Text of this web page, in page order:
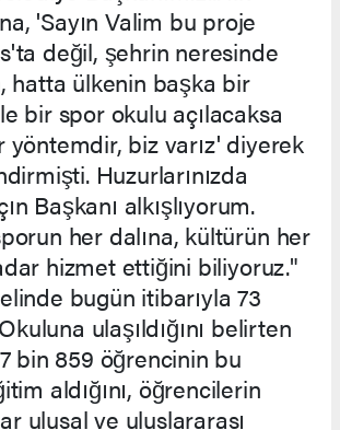
'Sayın Valim bu proje
değil, şehrin neresinde
hatta ülkenin başka bir
bir spor okulu açılacaksa
biz varız' diyerek
Huzurlarınızda
Başkanı alkışlıyorum.
her dalına, kültürün her
hizmet ettiğini biliyoruz."
bugün itibarıyla 73
ulaşıldığını belirten
bin 859 öğrencinin bu
aldığını, öğrencilerin
ulusal ve uluslararası